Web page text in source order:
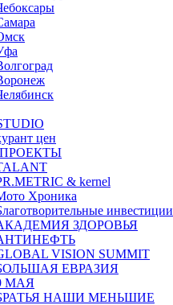
цен
& kernel
Хроника
инвестиции
ЗДОРОВЬЯ
VISION SUMMIT
ЕВРАЗИЯ
МАЯ
НАШИ МЕНЬШИЕ